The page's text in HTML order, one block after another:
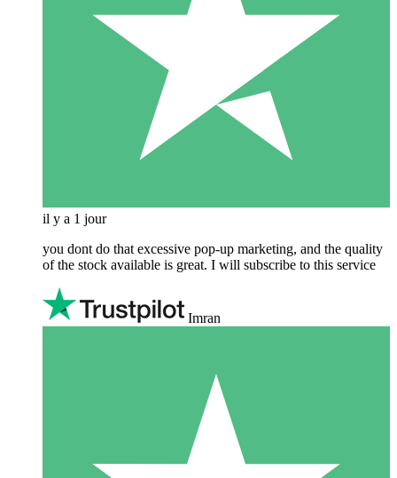
il y a 1 jour
you dont do that excessive pop-up marketing, and the quality
of the stock available is great. I will subscribe to this service
Imran